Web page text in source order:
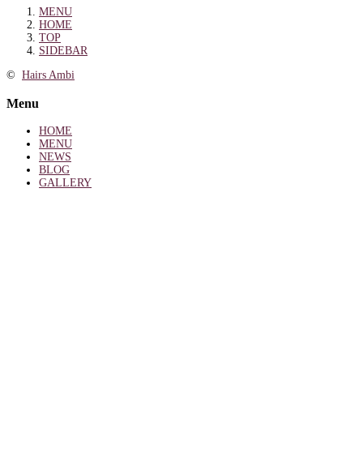
MENU
HOME
TOP
SIDEBAR
© Hairs Ambi
Menu
HOME
MENU
NEWS
BLOG
GALLERY